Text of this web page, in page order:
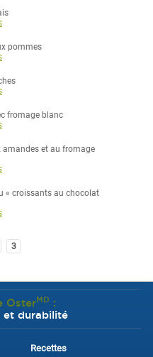
pommes
fromage blanc
amandes et au fromage
« croissants au chocolat
3
OsterMD :
et durabilité
Recettes